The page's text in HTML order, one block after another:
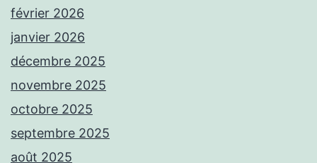
février 2026
janvier 2026
décembre 2025
novembre 2025
octobre 2025
septembre 2025
août 2025